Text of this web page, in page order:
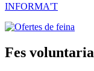
INFORMA'T
Fes